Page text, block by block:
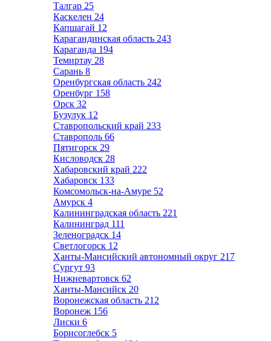
Талгар 25
Каскелен 24
Капшагай 12
Карагандинская область 243
Караганда 194
Темиртау 28
Сарань 8
Оренбургская область 242
Оренбург 158
Орск 32
Бузулук 12
Ставропольский край 233
Ставрополь 66
Пятигорск 29
Кисловодск 28
Хабаровский край 222
Хабаровск 133
Комсомольск-на-Амуре 52
Амурск 4
Калининградская область 221
Калининград 111
Зеленоградск 14
Светлогорск 12
Ханты-Мансийский автономный округ 217
Сургут 93
Нижневартовск 62
Ханты-Мансийск 20
Воронежская область 212
Воронеж 156
Лиски 6
Борисоглебск 5